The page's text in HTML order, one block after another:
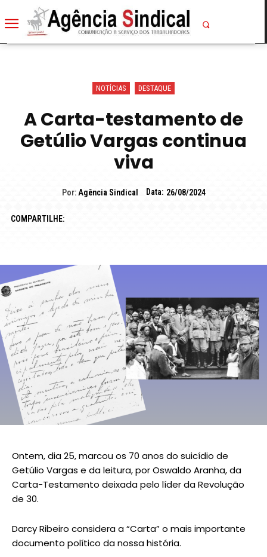
NOTÍCIAS DESTAQUE
A Carta-testamento de
Getúlio Vargas continua
viva
Por: Agência Sindical Data: 26/08/2024
COMPARTILHE:
Ontem, dia 25, marcou os 70 anos do suicídio de
Getúlio Vargas e da leitura, por Oswaldo Aranha, da
Carta-Testamento deixada pelo líder da Revolução
de 30.
Darcy Ribeiro considera a “Carta” o mais importante
documento político da nossa história.